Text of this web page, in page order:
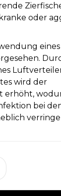
oder
eines
wird der
erhöht,
bei